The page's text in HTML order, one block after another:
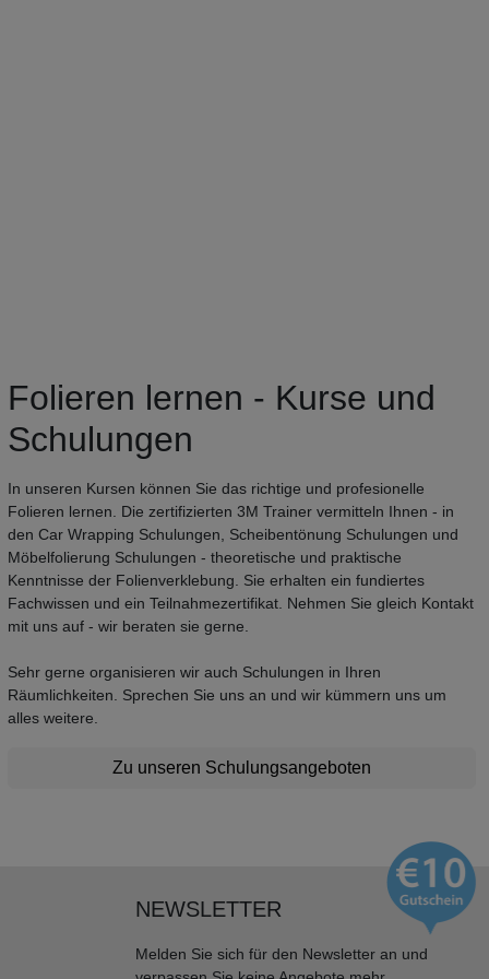
Folieren lernen - Kurse und
Schulungen
In unseren Kursen können Sie das richtige und profesionelle
Folieren lernen. Die zertifizierten 3M Trainer vermitteln Ihnen - in
den Car Wrapping Schulungen, Scheibentönung Schulungen und
Möbelfolierung Schulungen - theoretische und praktische
Kenntnisse der Folienverklebung. Sie erhalten ein fundiertes
Fachwissen und ein Teilnahmezertifikat. Nehmen Sie gleich Kontakt
mit uns auf - wir beraten sie gerne.
Sehr gerne organisieren wir auch Schulungen in Ihren
Räumlichkeiten. Sprechen Sie uns an und wir kümmern uns um
alles weitere.
Zu unseren Schulungsangeboten
NEWSLETTER
Melden Sie sich für den Newsletter an und